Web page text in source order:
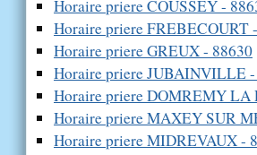
Horaire priere COUSSEY -
Horaire priere FREBECOURT
Horaire priere GREUX - 88630
Horaire priere JUBAINVILLE
Horaire priere DOMREMY LA
Horaire priere MAXEY SUR
Horaire priere MIDREVAUX -